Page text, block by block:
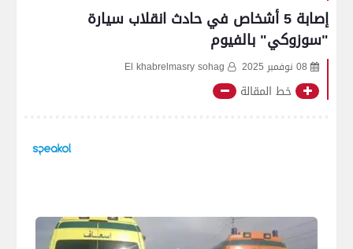
إصابة 5 أشخاص في حادث انقلاب سيارة
"سوزوكي" بالفيوم
08 نوفمبر 2025 El khabrelmasry sohag
خط المقالة